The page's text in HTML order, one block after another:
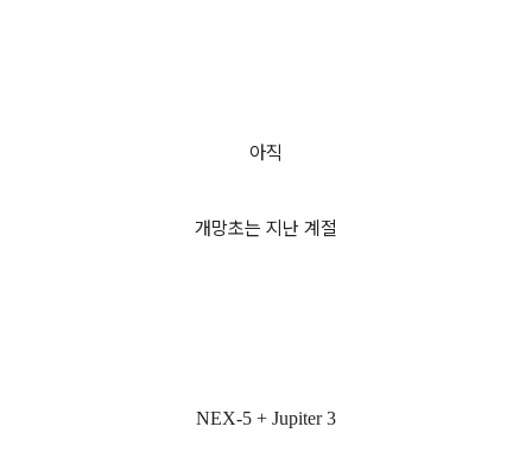
아직
개망초는 지난 계절
NEX-5 + Jupiter 3